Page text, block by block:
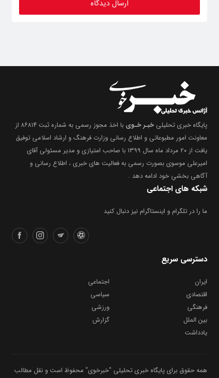
پایگاه خبری تحلیلی خبـر خـوی
با اخذ مجوز رسمی به شماره ثبت ۸۶۸۱۴ از
معاونت امور مطبوعاتی و اطلاع رسانی وزارت فرهنگ و ارشاد اسلامی توفیق
یافت از ۲۰ مرداد ماه سال ۱۳۹۹ با صاحب امتیازی و مدیر مسئولی آقای
امیرعلی موسوی بصورت رسمی به فعالیت های خبری ، اطلاع رسانی و
آگاهی بخشیِ خود ادامه دهد .
شبکه های اجتماعی
ما را در تلگرام و اینستاگرام نیز دنبال کنید
دسترسی سریع
ایران
اجتماعی
اقتصادی
سیاسی
فرهنگی
ورزشی
بین الملل
گزارش
یادداشت
همه حقوق برای پایگاه خبری تحلیلی "خبرخوی" محفوظ است و نقل مطالب